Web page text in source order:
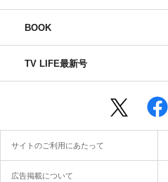
BOOK
TV LIFE最新号
サイトのご利用にあたって
広告掲載について